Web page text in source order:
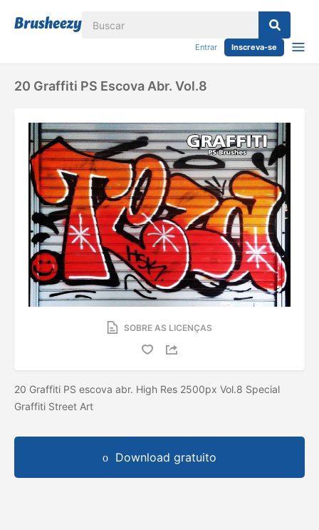
Entrar Inscreva-se
20 Graffiti PS Escova Abr. Vol.8
SOBRE AS LICENÇAS
20 Graffiti PS escova abr. High Res 2500px Vol.8 Special
Graffiti Street Art
Download gratuito